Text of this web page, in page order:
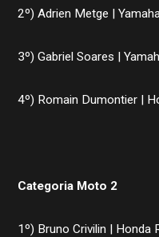
2º) Adrien Metge |
3º) Gabriel Soares |
4º) Romain Dumontier |
Categoria Moto 2
1º) Bruno Crivilin | Honda